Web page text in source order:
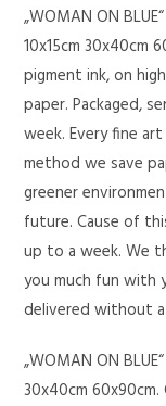
„WOMAN ON
10x15cm 30x40cm
pigment ink, on
paper. Packaged,
week. Every fine
method we save
greener
future. Cause of
up to a week. We
you much fun with
delivered without
„WOMAN ON
30x40cm